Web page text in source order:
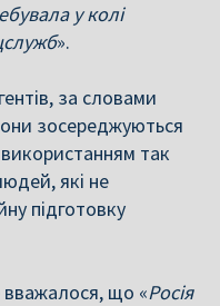
у колі
».
за словами
зосереджуються
використанням так
які не
підготовку
що «Росія